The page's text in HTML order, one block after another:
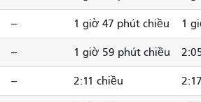
-- 1 giờ 47 phút chiều 1
-- 1 giờ 59 phút chiều
-- 2:11 chiều